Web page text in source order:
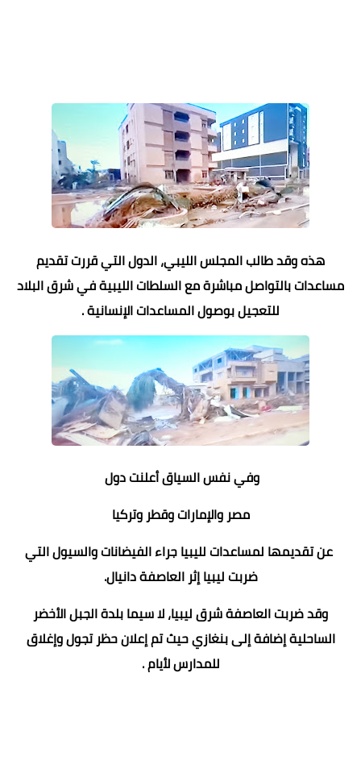
هذه وقد طالب المجلس الليبي، الدول التي قررت تقديم
مساعدات بالتواصل مباشرة مع السلطات الليبية في شرق البلاد
للتعجيل بوصول المساعدات الإنسانية .
وفي نفس السياق أعلنت دول
مصر والإمارات وقطر وتركيا
عن تقديمها لمساعدات لليبيا جراء الفيضانات والسيول التي
ضربت ليبيا إثر العاصفة دانيال.
وقد ضربت العاصفة شرق ليبيا، لا سيما بلدة الجبل الأخضر
الساحلية إضافة إلى بنغازي حيث تم إعلان حظر تجول وإغلاق
للمدارس لأيام .